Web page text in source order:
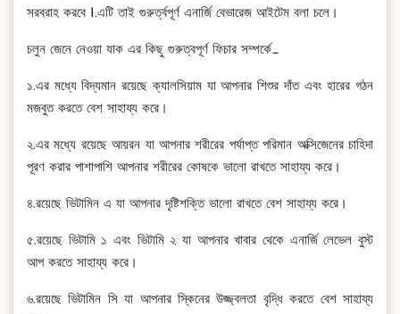
সরবরাহ করবে I.এটি তাই গুরুর্ত্বপূর্ণ এনার্জি বেভারেজ আইটেম বলা চলে।
চলুন জেনে নেওয়া যাক এর কিছু গুরুত্বপূর্ণ ফিচার সম্পর্কে_
১.এর মধ্যে বিদ্যমান রয়েছে ক্যালসিয়াম যা আপনার শিশুর দাঁত এবং হারের গঠন
মজবুত করতে বেশ সাহায্য করে।
২.এর মধ্যে রয়েছে আয়রন যা আপনার শরীরের পর্যাপ্ত পরিমান অক্সিজেনের চাহিদা
পূরণ করার পাশাপাশি আপনার শরীরের কোষকে ভালো রাখতে সাহায্য করে।
৪.রয়েছে ভিটামিন এ যা আপনার দৃষ্টিশক্তি ভালো রাখতে বেশ সাহায্য করে।
৫.রয়েছে ভিটামি ১ এবং ভিটামি ২ যা আপনার খাবার থেকে এনার্জি লেভেল বুস্ট
আপ করতে সাহায্য করে।
৬.রয়েছে ভিটামিন সি যা আপনার স্কিনের উজ্জ্বলতা বৃদ্ধি করতে বেশ সাহায্য